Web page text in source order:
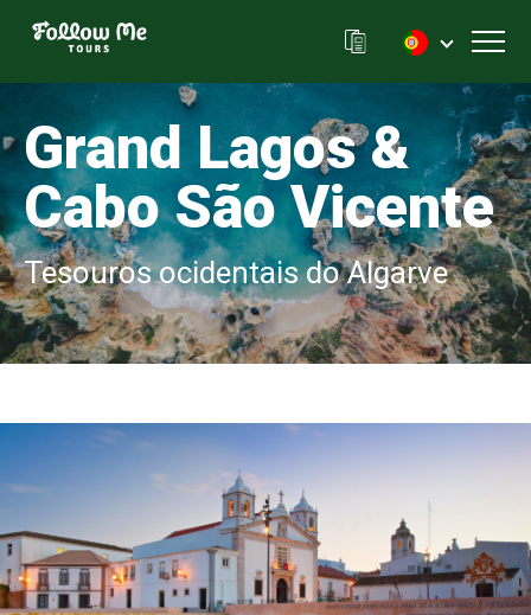
FollowMe!
Grand Lagos &
Cabo São Vicente
Tesouros ocidentais do Algarve